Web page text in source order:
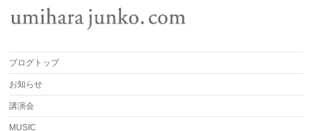
ブログトップ
お知らせ
講演会
MUSIC